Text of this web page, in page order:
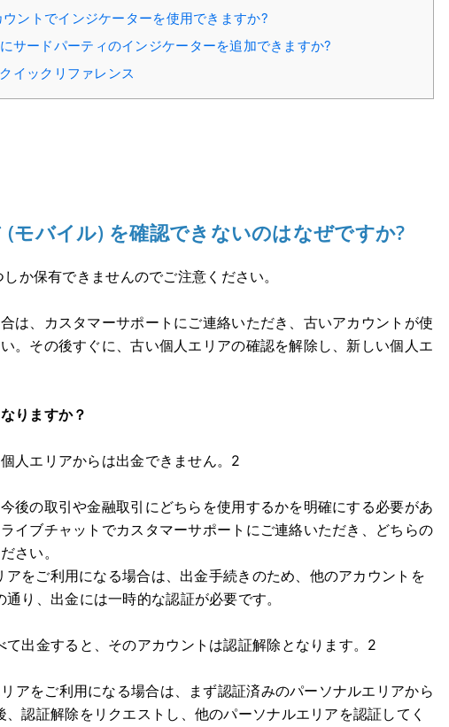
ントでインジケーターを使用できますか?
サードパーティのインジケーターを追加できますか?
イックリファレンス
モバイル) を確認できないのはなぜですか?
か保有できませんのでご注意ください。
は、カスタマーサポートにご連絡いただき、古いアカウントが使
。その後すぐに、古い個人エリアの確認を解除し、新しい個人エ
りますか？
人エリアからは出金できません。2
今後の取引や金融取引にどちらを使用するかを明確にする必要があ
イブチャットでカスタマーサポートにご連絡いただき、どちらの
さい。
アをご利用になる場合は、出金手続きのため、他のアカウントを
り、出金には一時的な認証が必要です。
出金すると、そのアカウントは認証解除となります。2
アをご利用になる場合は、まず認証済みのパーソナルエリアから
認証解除をリクエストし、他のパーソナルエリアを認証してく